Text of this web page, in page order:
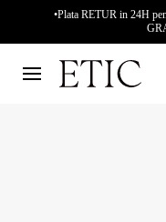
•Plata RETUR in 24H